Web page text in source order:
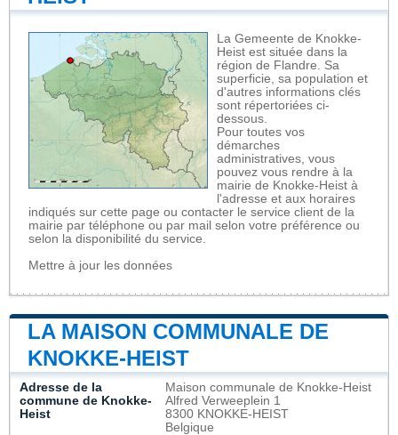
La Gemeente de Knokke-
Heist est située dans la
région de Flandre. Sa
superficie, sa population et
d'autres informations clés
sont répertoriées ci-
dessous.
Pour toutes vos
démarches
administratives, vous
pouvez vous rendre à la
mairie de Knokke-Heist à
l'adresse et aux horaires
indiqués sur cette page ou contacter le service client de la
mairie par téléphone ou par mail selon votre préférence ou
selon la disponibilité du service.
Mettre à jour les données
LA MAISON COMMUNALE DE
KNOKKE-HEIST
Adresse de la
commune de Knokke-
Heist
Maison communale de Knokke-Heist
Alfred Verweeplein 1
8300 KNOKKE-HEIST
Belgique